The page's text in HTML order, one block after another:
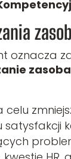
oznacza
satysfakcji